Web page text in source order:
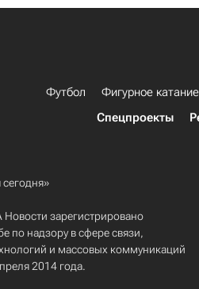
Футбол Фигурное катание
Спецпроекты
зарегистрировано
по надзору в сфере связи,
и массовых коммуникаций
2014 года.